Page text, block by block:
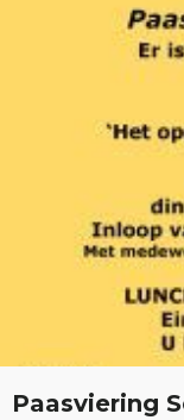
Paasviering